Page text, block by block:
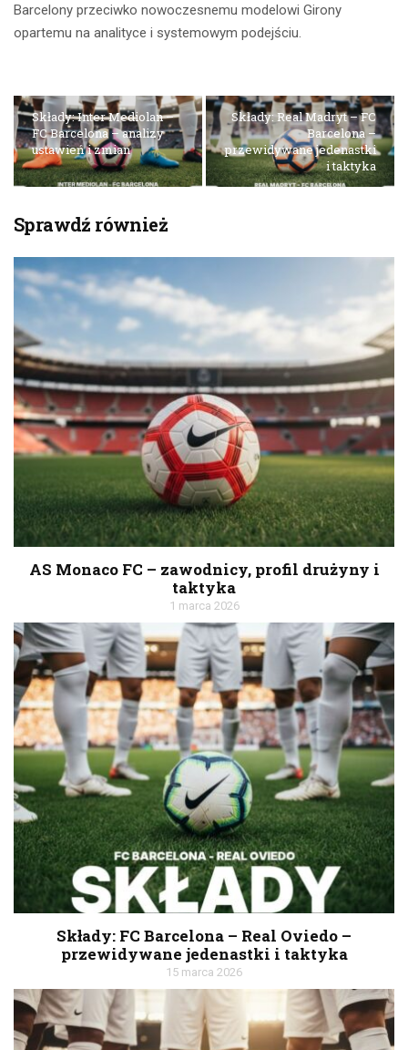
Barcelony przeciwko nowoczesnemu modelowi Girony
opartemu na analityce i systemowym podejściu.
Składy: Inter Mediolan –
FC Barcelona – analizy
ustawień i zmian
Składy: Real Madryt – FC
Barcelona –
przewidywane jedenastki
i taktyka
Sprawdź również
AS Monaco FC – zawodnicy, profil drużyny i
taktyka
1 marca 2026
Składy: FC Barcelona – Real Oviedo –
przewidywane jedenastki i taktyka
15 marca 2026